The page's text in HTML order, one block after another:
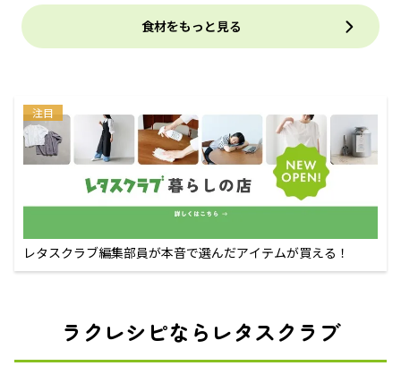
食材をもっと見る
注目
レタスクラブ編集部員が本音で選んだアイテムが買える！
ラクレシピならレタスクラブ